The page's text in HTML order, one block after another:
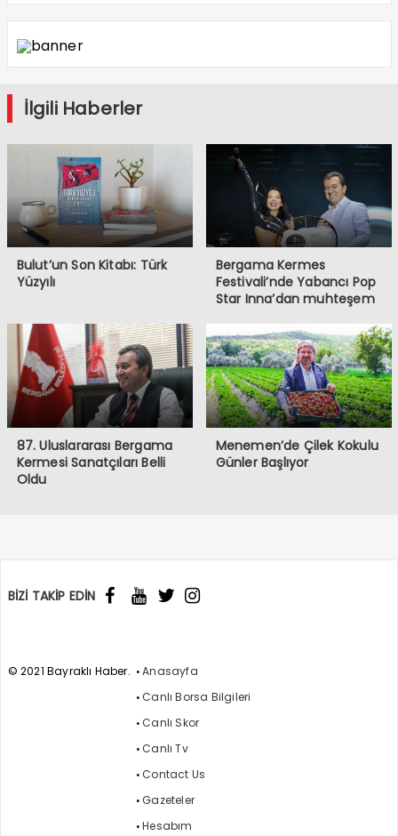
İlgili Haberler
Bulut’un Son Kitabı: Türk
Yüzyılı
Bergama Kermes
Festivali’nde Yabancı Pop
Star Inna’dan muhteşem
87. Uluslararası Bergama
Kermesi Sanatçıları Belli
Oldu
Menemen’de Çilek Kokulu
Günler Başlıyor
BİZİ TAKİP EDİN
© 2021 Bayraklı Haber.
Anasayfa
Canlı Borsa Bilgileri
Canlı Skor
Canlı Tv
Contact Us
Gazeteler
Hesabım